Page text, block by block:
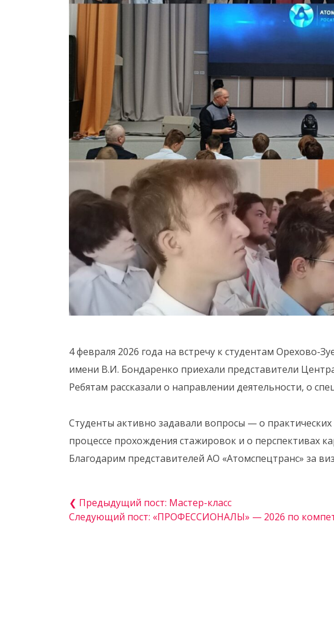
4 февраля 2026 года на встречу к студентам Орехово-
имени В.И. Бондаренко приехали представители
Ребятам рассказали о направлении деятельности, о
Студенты активно задавали вопросы — о
процессе прохождения стажировок и о перспективах
Благодарим представителей АО «Атомспецтранс» за
❮ Предыдущий пост: Мастер-класс
Следующий пост: «ПРОФЕССИОНАЛЫ» — 2026 по